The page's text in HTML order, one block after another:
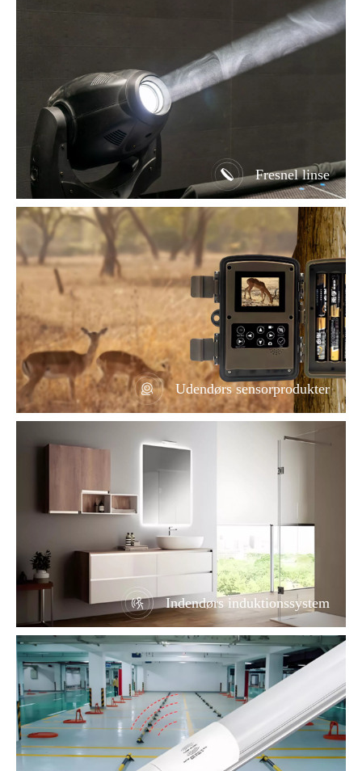
Fresnel linse
Udendørs sensorprodukter
Indendørs induktionssystem